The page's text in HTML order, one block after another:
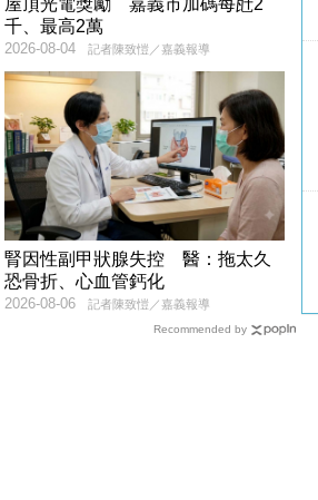
屋頂光電獎勵 嘉義市加碼每瓩2
千、最高2萬
記者陳致愷／嘉義報導
2026-08-04
腎因性副甲狀腺失控 醫：拖太久
恐骨折、心血管鈣化
記者陳致愷／嘉義報導
2026-08-06
Recommended by